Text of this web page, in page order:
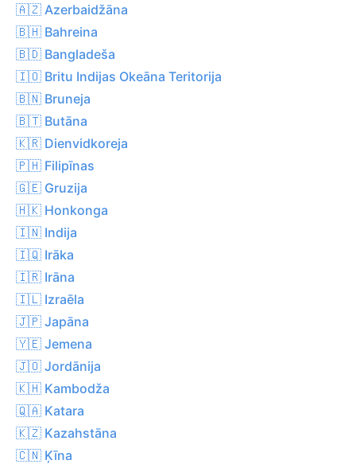
🇦🇿 Azerbaidžāna
🇧🇭 Bahreina
🇧🇩 Bangladeša
🇮🇴 Britu Indijas Okeāna Teritorija
🇧🇳 Bruneja
🇧🇹 Butāna
🇰🇷 Dienvidkoreja
🇵🇭 Filipīnas
🇬🇪 Gruzija
🇭🇰 Honkonga
🇮🇳 Indija
🇮🇶 Irāka
🇮🇷 Irāna
🇮🇱 Izraēla
🇯🇵 Japāna
🇾🇪 Jemena
🇯🇴 Jordānija
🇰🇭 Kambodža
🇶🇦 Katara
🇰🇿 Kazahstāna
🇨🇳 Ķīna